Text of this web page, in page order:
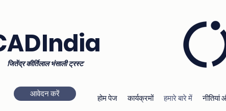
जितेंद्र कीर्तिलाल भंसाली ट्रस्ट
आवेदन करें होम पेज कार्यक्रमों हमारे बारे में